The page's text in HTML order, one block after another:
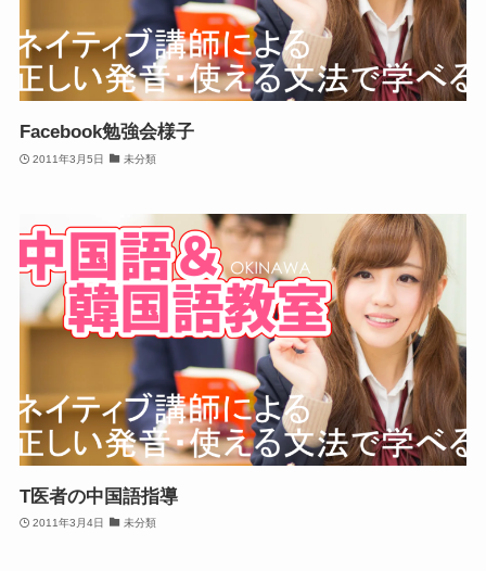
Facebook勉強会様子
2011年3月5日 未分類
T医者の中国語指導
2011年3月4日 未分類